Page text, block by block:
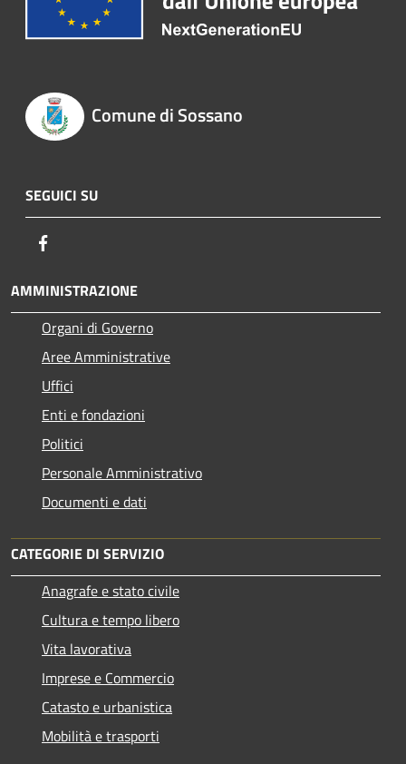
Comune di Sossano
SEGUICI SU
AMMINISTRAZIONE
Organi di Governo
Aree Amministrative
Uffici
Enti e fondazioni
Politici
Personale Amministrativo
Documenti e dati
CATEGORIE DI SERVIZIO
Anagrafe e stato civile
Cultura e tempo libero
Vita lavorativa
Imprese e Commercio
Catasto e urbanistica
Mobilità e trasporti